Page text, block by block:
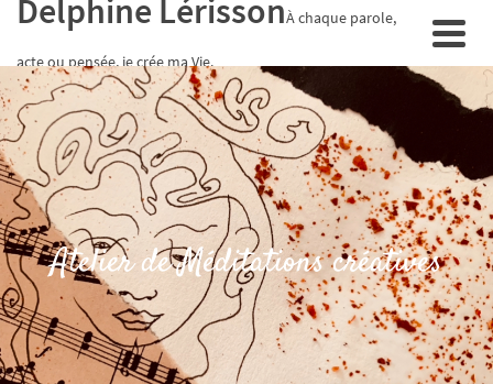
Delphine LérissonÀ chaque parole,
acte ou pensée, je crée ma Vie.
Atelier de Méditations créatives